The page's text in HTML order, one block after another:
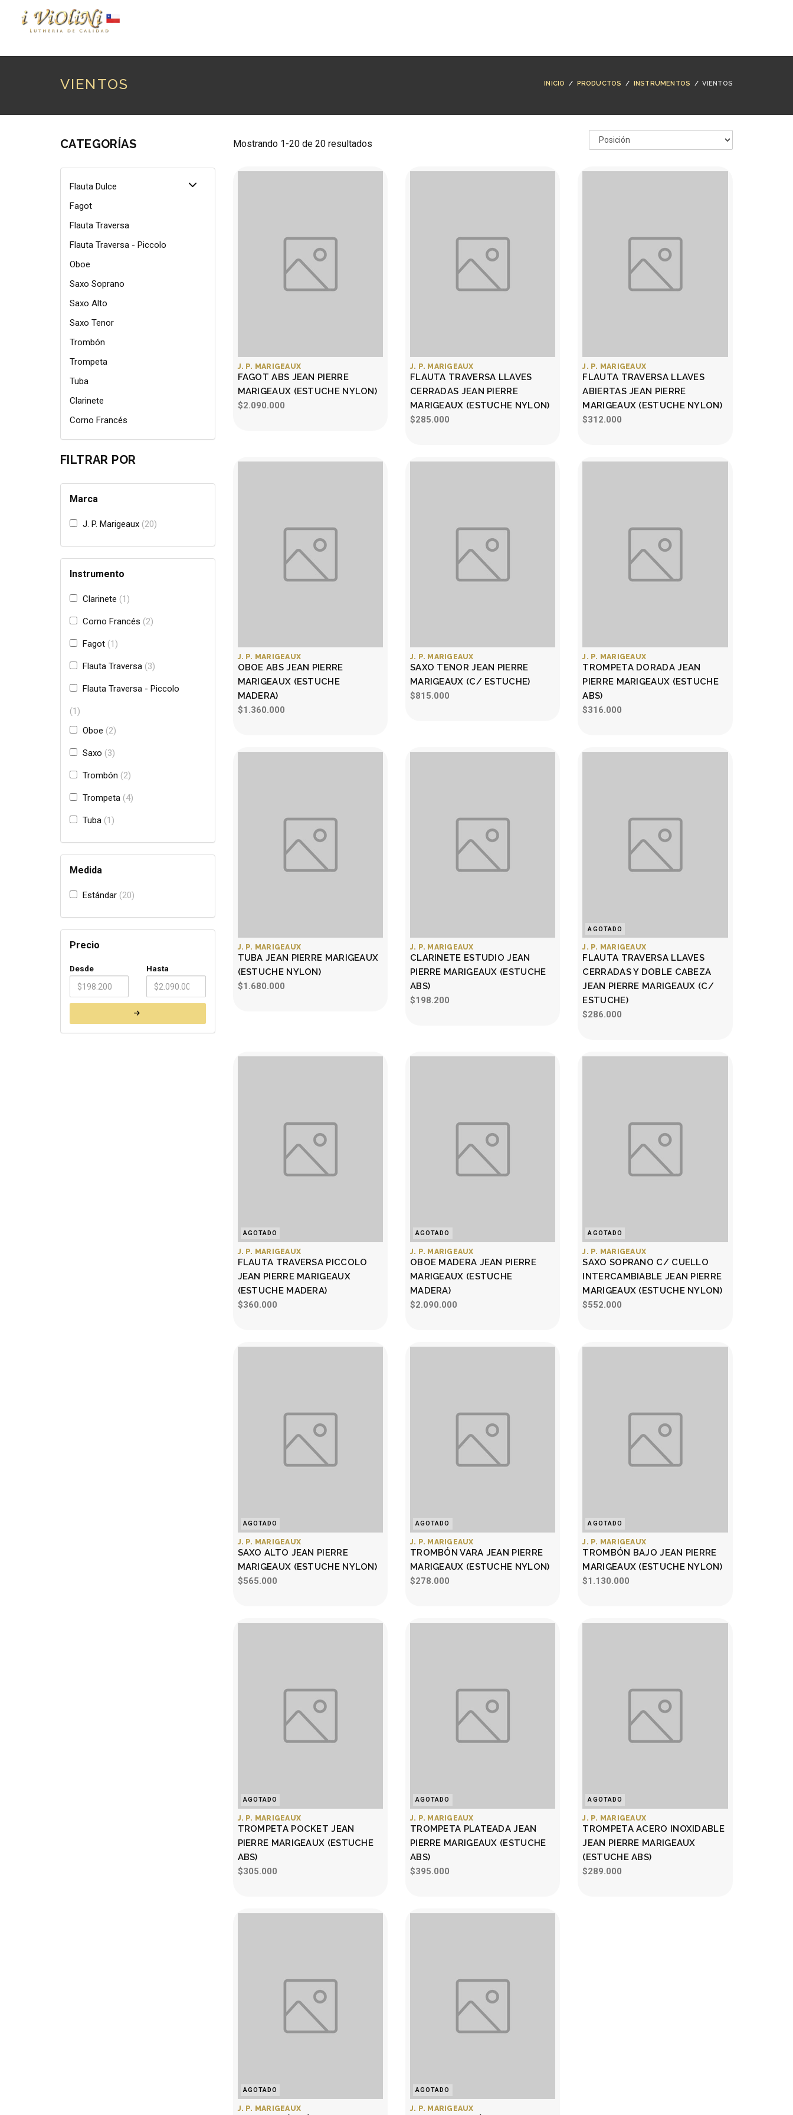
VIENTOS INICIO / PRODUCTOS / INSTRUMENTOS /VIENTOS
CATEGORÍAS
Flauta Dulce
Fagot
Flauta Traversa
Flauta Traversa - Piccolo
Oboe
Saxo Soprano
Saxo Alto
Saxo Tenor
Trombón
Trompeta
Tuba
Clarinete
Corno Francés
FILTRAR POR
Marca
J. P. Marigeaux 20
Instrumento
Clarinete 1
Corno Francés 2
Fagot 1
Flauta Traversa 3
Flauta Traversa - Piccolo
1
Oboe
2
Saxo 3
Trombón 2
Trompeta 4
Tuba 1
Medida
Estándar 20
Precio
Desde Hasta
Mostrando 1-20 de 20 resultados
J. P. MARIGEAUX
FAGOT ABS JEAN PIERRE
MARIGEAUX (ESTUCHE NYLON)
$2.090.000
J. P. MARIGEAUX
FLAUTA TRAVERSA LLAVES
CERRADAS JEAN PIERRE
MARIGEAUX (ESTUCHE NYLON)
$285.000
J. P. MARIGEAUX
FLAUTA TRAVERSA LLAVES
ABIERTAS JEAN PIERRE
MARIGEAUX (ESTUCHE NYLON)
$312.000
J. P. MARIGEAUX
OBOE ABS JEAN PIERRE
MARIGEAUX (ESTUCHE
MADERA)
$1.360.000
J. P. MARIGEAUX
SAXO TENOR JEAN PIERRE
MARIGEAUX (C/ ESTUCHE)
$815.000
J. P. MARIGEAUX
TROMPETA DORADA JEAN
PIERRE MARIGEAUX (ESTUCHE
ABS)
$316.000
J. P. MARIGEAUX
TUBA JEAN PIERRE MARIGEAUX
(ESTUCHE NYLON)
$1.680.000
J. P. MARIGEAUX
CLARINETE ESTUDIO JEAN
PIERRE MARIGEAUX (ESTUCHE
ABS)
$198.200
AGOTADO
J. P. MARIGEAUX
FLAUTA TRAVERSA LLAVES
CERRADAS Y DOBLE CABEZA
JEAN PIERRE MARIGEAUX (C/
ESTUCHE)
$286.000
AGOTADO
J. P. MARIGEAUX
FLAUTA TRAVERSA PICCOLO
JEAN PIERRE MARIGEAUX
(ESTUCHE MADERA)
$360.000
AGOTADO
J. P. MARIGEAUX
OBOE MADERA JEAN PIERRE
MARIGEAUX (ESTUCHE
MADERA)
$2.090.000
AGOTADO
J. P. MARIGEAUX
SAXO SOPRANO C/ CUELLO
INTERCAMBIABLE JEAN PIERRE
MARIGEAUX (ESTUCHE NYLON)
$552.000
AGOTADO
J. P. MARIGEAUX
SAXO ALTO JEAN PIERRE
MARIGEAUX (ESTUCHE NYLON)
$565.000
AGOTADO
J. P. MARIGEAUX
TROMBÓN VARA JEAN PIERRE
MARIGEAUX (ESTUCHE NYLON)
$278.000
AGOTADO
J. P. MARIGEAUX
TROMBÓN BAJO JEAN PIERRE
MARIGEAUX (ESTUCHE NYLON)
$1.130.000
AGOTADO
J. P. MARIGEAUX
TROMPETA POCKET JEAN
PIERRE MARIGEAUX (ESTUCHE
ABS)
$305.000
AGOTADO
J. P. MARIGEAUX
TROMPETA PLATEADA JEAN
PIERRE MARIGEAUX (ESTUCHE
ABS)
$395.000
AGOTADO
J. P. MARIGEAUX
TROMPETA ACERO INOXIDABLE
JEAN PIERRE MARIGEAUX
(ESTUCHE ABS)
$289.000
AGOTADO
J. P. MARIGEAUX
AGOTADO
J. P. MARIGEAUX